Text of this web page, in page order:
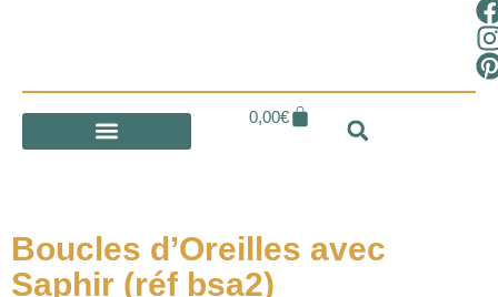
0,00€
Boucles d’Oreilles avec
Saphir (réf bsa2)